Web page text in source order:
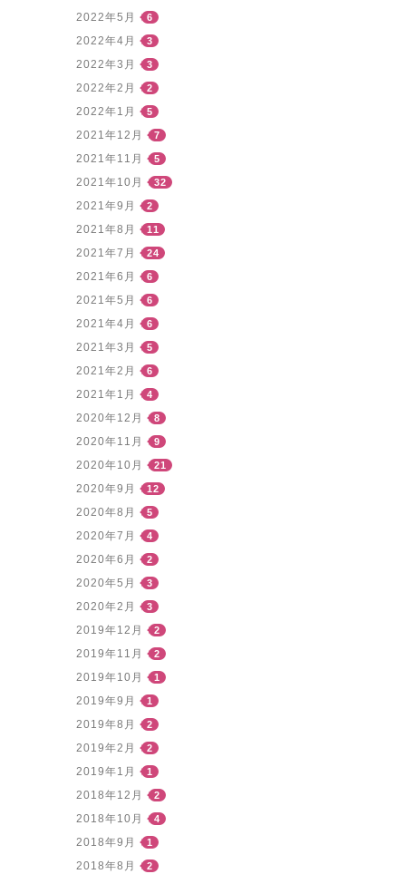
2022年5月 6
2022年4月 3
2022年3月 3
2022年2月 2
2022年1月 5
2021年12月 7
2021年11月 5
2021年10月 32
2021年9月 2
2021年8月 11
2021年7月 24
2021年6月 6
2021年5月 6
2021年4月 6
2021年3月 5
2021年2月 6
2021年1月 4
2020年12月 8
2020年11月 9
2020年10月 21
2020年9月 12
2020年8月 5
2020年7月 4
2020年6月 2
2020年5月 3
2020年2月 3
2019年12月 2
2019年11月 2
2019年10月 1
2019年9月 1
2019年8月 2
2019年2月 2
2019年1月 1
2018年12月 2
2018年10月 4
2018年9月 1
2018年8月 2